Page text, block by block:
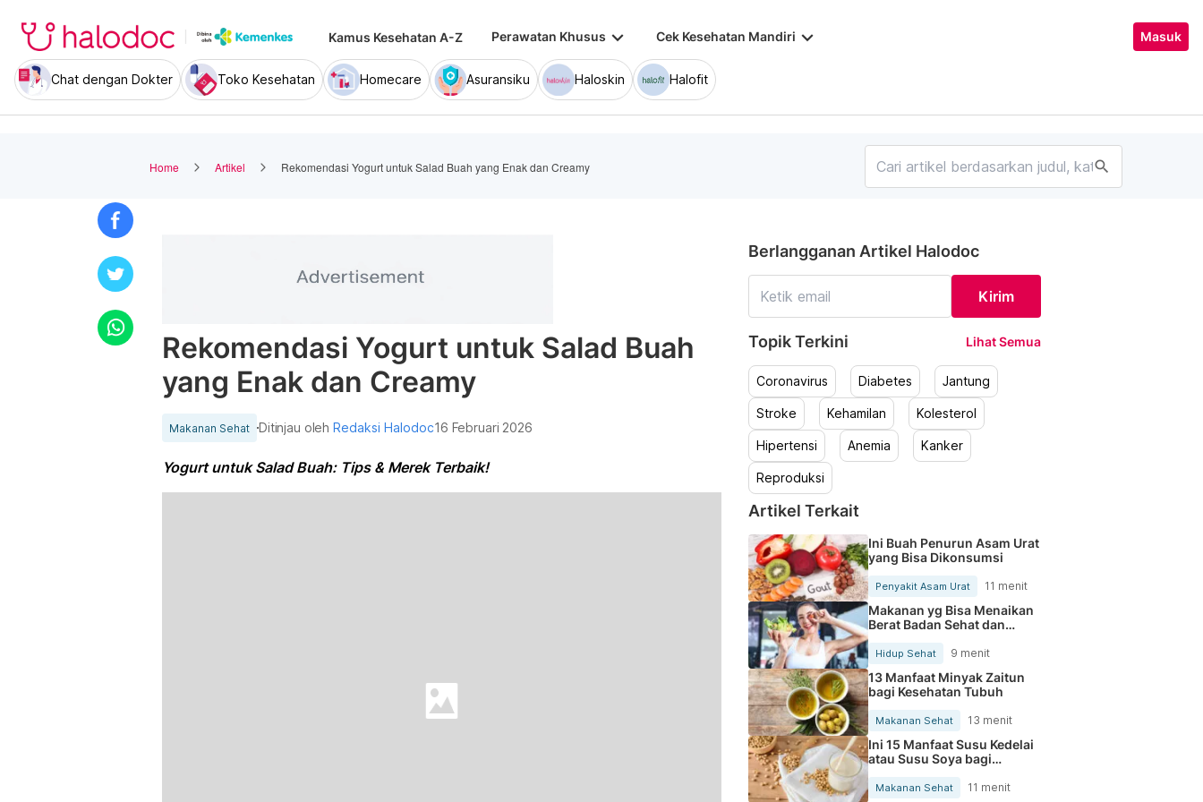
Kamus Kesehatan A-Z Perawatan Khusus keyboard_arrow_down Cek Kesehatan Mandiri keyboard_arrow_down Masuk
Chat dengan Dokter Toko Kesehatan Homecare Asuransiku Haloskin Halofit
Home Artikel Rekomendasi Yogurt untuk Salad Buah yang Enak dan Creamy search
Rekomendasi Yogurt untuk Salad Buah
yang Enak dan Creamy
Makanan Sehat Ditinjau olehRedaksi Halodoc16 Februari 2026
Yogurt untuk Salad Buah: Tips & Merek Terbaik!
Berlangganan Artikel Halodoc
Kirim
Topik Terkini Lihat Semua
Coronavirus Diabetes Jantung
Stroke Kehamilan Kolesterol
Hipertensi Anemia Kanker
Reproduksi
Artikel Terkait
Ini Buah Penurun Asam Urat
yang Bisa Dikonsumsi
Penyakit Asam Urat 11 menit
Makanan yg Bisa Menaikan
Berat Badan Sehat dan
Cepat
Hidup Sehat 9 menit
13 Manfaat Minyak Zaitun
bagi Kesehatan Tubuh
Makanan Sehat 13 menit
Ini 15 Manfaat Susu Kedelai
atau Susu Soya bagi
Kesehatan Tubuh
Makanan Sehat 11 menit